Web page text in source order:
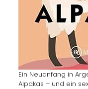
Ein Neuanfang in
Alpakas – und ein